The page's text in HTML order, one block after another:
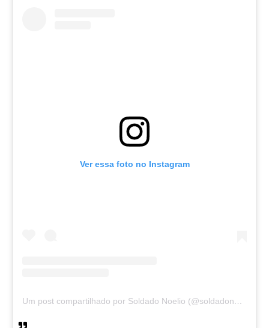
Ver essa foto no Instagram
Um post compartilhado por Soldado Noelio (@soldadonoelio)